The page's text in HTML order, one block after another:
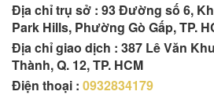
Địa chỉ trụ sở : 93 Đường số 6,
Park Hills, Phường Gò Gấp, TP.
Địa chỉ giao dịch : 387 Lê Văn
Thành, Q. 12, TP. HCM
Điện thoại : 0932834179